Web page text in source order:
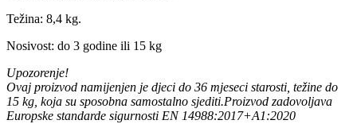
Težina: 8,4 kg.
Nosivost: do 3 godine ili 15 kg
Upozorenje!
Ovaj proizvod namijenjen je djeci do 36 mjeseci starosti, težine do
15 kg, koja su sposobna samostalno sjediti.Proizvod zadovoljava
Europske standarde sigurnosti EN 14988:2017+A1:2020